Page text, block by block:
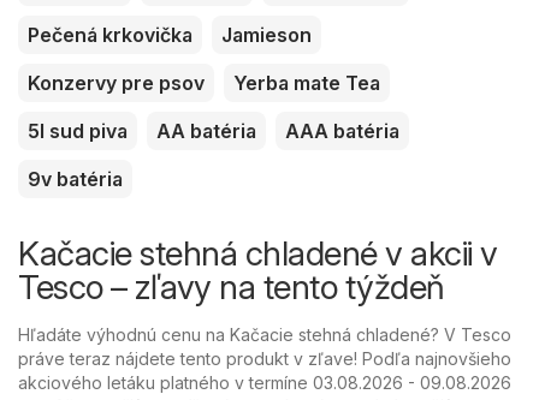
Pečená krkovička
Jamieson
Konzervy pre psov
Yerba mate Tea
5l sud piva
AA batéria
AAA batéria
9v batéria
Kačacie stehná chladené v akcii v
Tesco – zľavy na tento týždeň
Hľadáte výhodnú cenu na Kačacie stehná chladené? V Tesco
práve teraz nájdete tento produkt v zľave! Podľa najnovšieho
akciového letáku platného v termíne 03.08.2026 - 09.08.2026